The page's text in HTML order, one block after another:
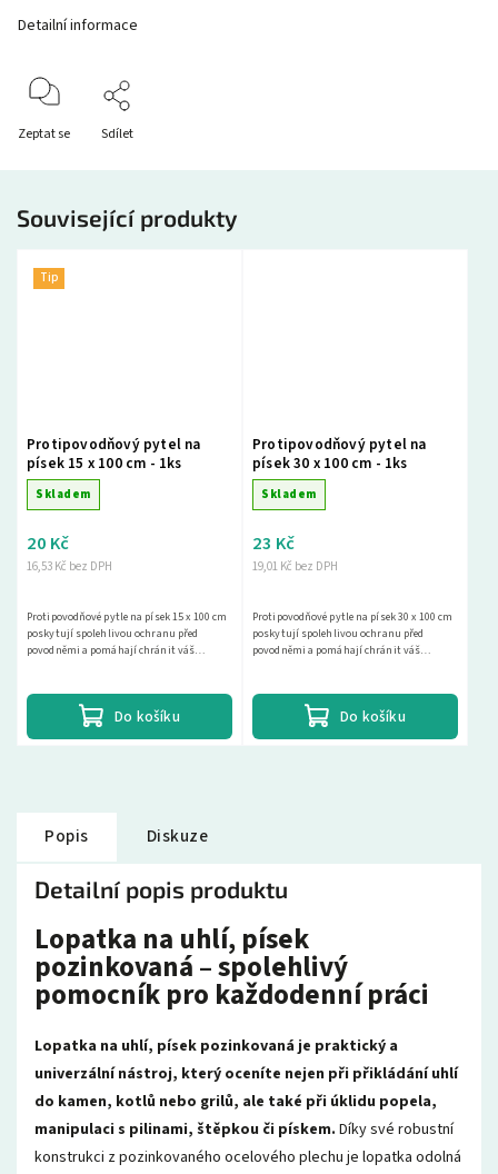
Detailní informace
Zeptat se Sdílet
Související produkty
Tip
Protipovodňový pytel na
písek 15 x 100 cm - 1ks
Skladem
16,53 Kč bez DPH
20 Kč
Do košíku
Protipovodňové pytle na písek 15 x 100 cm
poskytují spolehlivou ochranu před
povodněmi a pomáhají chránit váš
Protipovodňový pytel na
písek 30 x 100 cm - 1ks
Skladem
19,01 Kč bez DPH
23 Kč
Do košíku
Protipovodňové pytle na písek 30 x 100 cm
poskytují spolehlivou ochranu před
povodněmi a pomáhají chránit váš
Popis Diskuze
Detailní popis produktu
Lopatka na uhlí, písek
pozinkovaná – spolehlivý
pomocník pro každodenní práci
Lopatka na uhlí, písek pozinkovaná je praktický a
univerzální nástroj, který oceníte nejen při přikládání uhlí
do kamen, kotlů nebo grilů, ale také při úklidu popela,
manipulaci s pilinami, štěpkou či pískem. Díky své robustní
konstrukci z pozinkovaného ocelového plechu je lopatka odolná